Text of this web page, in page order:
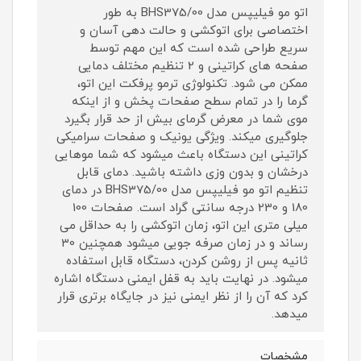
اتو مو فیلیپس مدل BHS375/00 به طور
اختصاصی برای اتوکشی و حالت دهی آسان و
سریع طراحی شده است که این مهم توسط
صفحه های کراتینی و 2 تنظیم مختلف دمایی
ممکن می شود. تکنولوژی ترمو پرفکت این اتو،
گرما را در تمام سطح صفحات پخش و از اینکه
موی شما در معرض گرمای بیش از حد قرار بگیرد
جلوگیری میکند. ویژگی یونیک و صفحات سرامیکی
کراتینی این دستگاه باعث میشود که شما موهایی
درخشان و بدون وزی داشته باشید. دمای قابل
تنظیم اتو مو فیلیپس مدل BHS375/00 در دمای
180 و 230 درجه سانتی گراد است. صفحات 100
میلی متری این اتو، زمان اتوکشی را به حداقل می
رساند و در زمان صرفه جویی میشود همچنین 30
ثانیه پس از روشن کردن، دستگاه قابل استفاده
میشود. در نهایت باید به قفل ایمنی دستگاه اشاره
کرد که آن را از نظر ایمنی نیز در جایگاه برتری قرار
میدهد.
مشخصات